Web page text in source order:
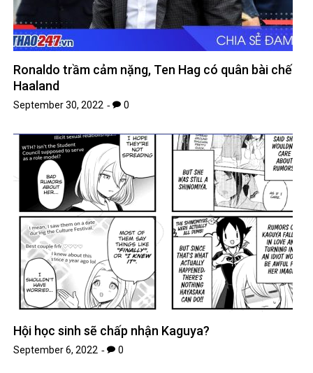
Ronaldo trầm cảm nặng, Ten Hag có quân bài chế
Haaland
September 30, 2022 0
Hội học sinh sẽ chấp nhận Kaguya?
September 6, 2022 0